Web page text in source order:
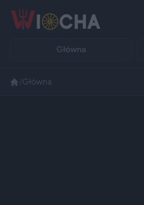
Główna
Główna